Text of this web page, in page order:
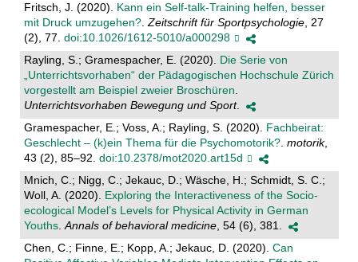
Fritsch, J. (2020). Kann ein Self-talk-Training helfen, besser
mit Druck umzugehen?.Zeitschrift für Sportpsychologie, 27
(2), 77. doi:10.1026/1612-5010/a000298
Rayling, S.; Gramespacher, E. (2020). Die Serie von
„Unterrichtsvorhaben“ der Pädagogischen Hochschule Zürich
vorgestellt am Beispiel zweier Broschüren.
Unterrichtsvorhaben Bewegung und Sport.
Gramespacher, E.; Voss, A.; Rayling, S. (2020). Fachbeirat:
Geschlecht – (k)ein Thema für die Psychomotorik?. motorik,
43 (2), 85–92. doi:10.2378/mot2020.art15d
Mnich, C.; Nigg, C.; Jekauc, D.; Wäsche, H.; Schmidt, S. C.;
Woll, A. (2020). Exploring the Interactiveness of the Socio-
ecological Model’s Levels for Physical Activity in German
Youths.Annals of behavioral medicine, 54 (6), 381.
Chen, C.; Finne, E.; Kopp, A.; Jekauc, D. (2020). Can